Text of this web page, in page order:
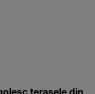
terasele din